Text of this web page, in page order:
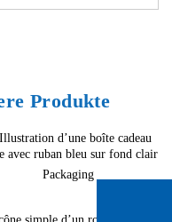
Produkte
Packaging